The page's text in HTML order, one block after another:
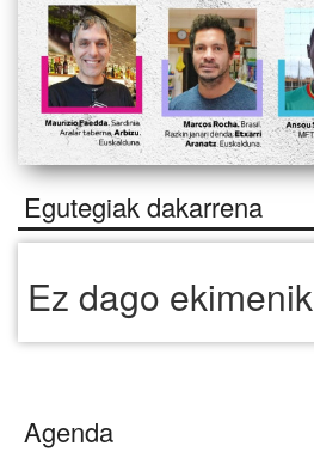
Egutegiak dakarrena
Ez dago ekimenik
Agenda